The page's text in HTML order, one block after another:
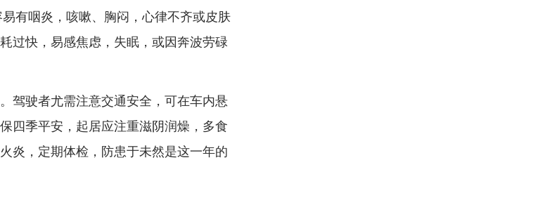
有咽炎，咳嗽、胸闷，心律不齐或皮肤
过快，易感焦虑，失眠，或因奔波劳碌
驾驶者尤需注意交通安全，可在车内悬
四季平安，起居应注重滋阴润燥，多食
炎，定期体检，防患于未然是这一年的